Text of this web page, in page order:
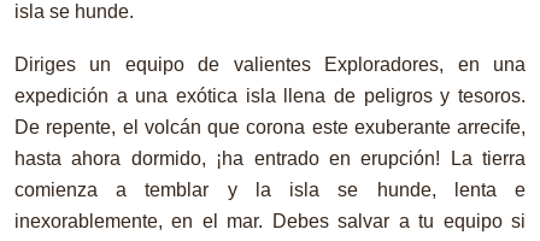
isla se hunde.
Diriges un equipo de valientes Exploradores, en una
expedición a una exótica isla llena de peligros y tesoros.
De repente, el volcán que corona este exuberante arrecife,
hasta ahora dormido, ¡ha entrado en erupción! La tierra
comienza a temblar y la isla se hunde, lenta e
inexorablemente, en el mar. Debes salvar a tu equipo si